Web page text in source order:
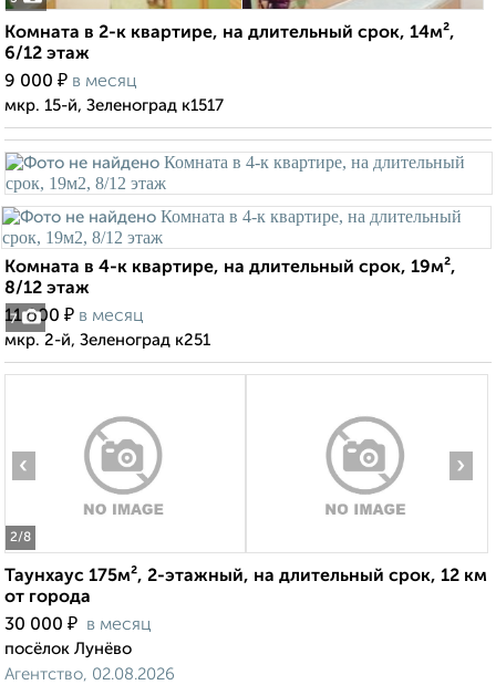
Комната в 2-к квартире, на длительный срок, 14м²,
6/12 этаж
9 000 ₽ в месяц
мкр. 15-й, Зеленоград к1517
7
Комната в 4-к квартире, на длительный срок, 19м²,
8/12 этаж
11 000 ₽ в месяц
мкр. 2-й, Зеленоград к251
2/8
‹ ›
Таунхаус 175м², 2-этажный, на длительный срок, 12 км
от города
30 000 ₽ в месяц
посёлок Лунёво
Агентство, 02.08.2026